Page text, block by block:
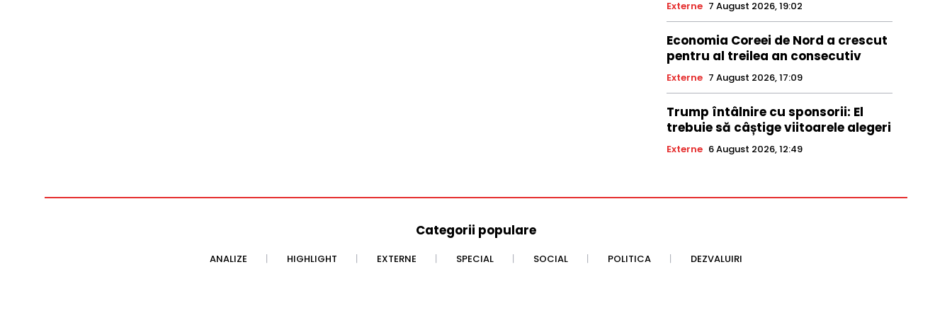
Externe 7 August 2026, 19:02
Economia Coreei de Nord a crescut
pentru al treilea an consecutiv
Externe 7 August 2026, 17:09
Trump întâlnire cu sponsorii: El
trebuie să câștige viitoarele alegeri
Externe 6 August 2026, 12:49
Categorii populare
ANALIZE HIGHLIGHT EXTERNE SPECIAL SOCIAL POLITICA DEZVALUIRI